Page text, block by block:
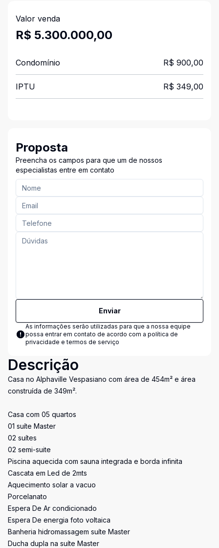
Valor venda
R$ 5.300.000,00
Condomínio R$ 900,00
IPTU R$ 349,00
Proposta
Preencha os campos para que um de nossos
especialistas entre em contato
Enviar
As informações serão utilizadas para que a nossa equipe
possa entrar em contato de acordo com a política de
privacidade e termos de serviço
Descrição
Casa no Alphaville Vespasiano com área de 454m² e área
construída de 349m².
Casa com 05 quartos
01 suíte Master
02 suítes
02 semi-suite
Piscina aquecida com sauna integrada e borda infinita
Cascata em Led de 2mts
Aquecimento solar a vacuo
Porcelanato
Espera De Ar condicionado
Espera De energia foto voltaica
Banheria hidromassagem suíte Master
Ducha dupla na suíte Master